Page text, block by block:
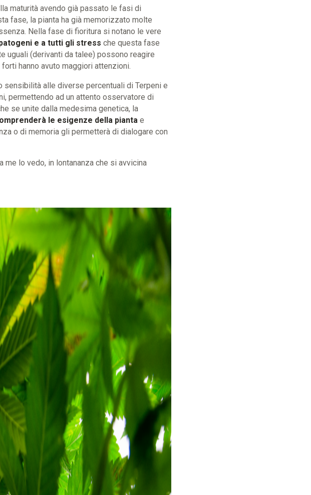
maturità avendo già passato le fasi di
fase, la pianta ha già memorizzato molte
Nella fase di fioritura si notano le vere
e a tutti gli stress che questa fase
uguali (derivanti da talee) possono reagire
hanno avuto maggiori attenzioni.
sensibilità alle diverse percentuali di Terpeni e
permettendo ad un attento osservatore di
se unite dalla medesima genetica, la
le esigenze della pianta e
o di memoria gli permetterà di dialogare con
me lo vedo, in lontananza che si avvicina